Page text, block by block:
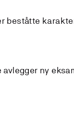
beståtte
ny